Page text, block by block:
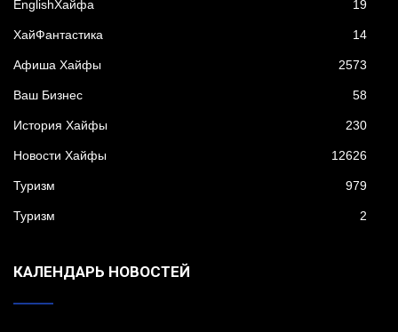
EnglishХайфа 19
XайФантастика 14
Афиша Хайфы 2573
Ваш Бизнес 58
История Хайфы 230
Новости Хайфы 12626
Туризм 979
Туризм 2
КАЛЕНДАРЬ НОВОСТЕЙ